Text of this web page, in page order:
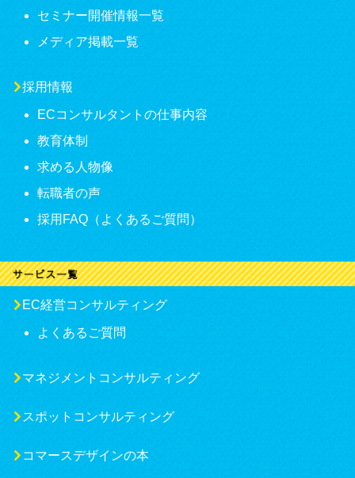
セミナー開催情報一覧
メディア掲載一覧
採用情報
ECコンサルタントの仕事内容
教育体制
求める人物像
転職者の声
採用FAQ（よくあるご質問）
EC経営コンサルティング
よくあるご質問
マネジメントコンサルティング
スポットコンサルティング
コマースデザインの本